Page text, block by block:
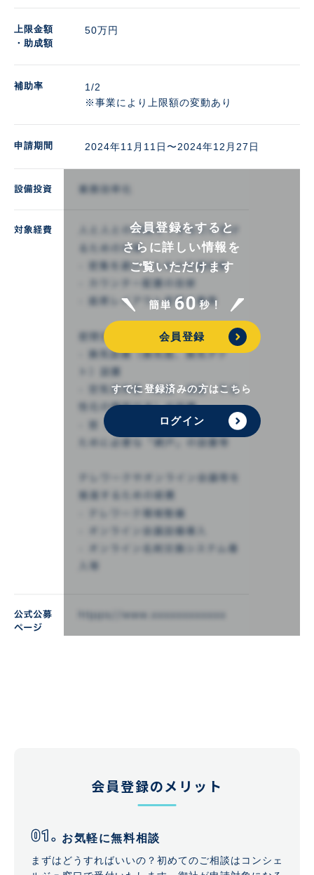
上限金額
・助成額
50万円
補助率
1/2
※事業により上限額の変動あり
申請期間 2024年11月11日〜2024年12月27日
会員登録をすると
さらに詳しい情報を
ご覧いただけます
会員登録
すでに登録済みの方はこちら
ログイン
会員登録のメリット
お気軽に無料相談
まずはどうすればいいの？初めてのご相談はコンシェ